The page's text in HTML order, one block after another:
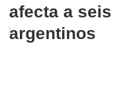
afecta a
argentinos